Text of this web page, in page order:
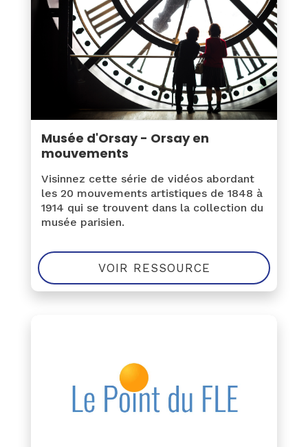
Musée d'Orsay - Orsay en
mouvements
Visinnez cette série de vidéos abordant
les 20 mouvements artistiques de 1848 à
1914 qui se trouvent dans la collection du
musée parisien.
VOIR RESSOURCE